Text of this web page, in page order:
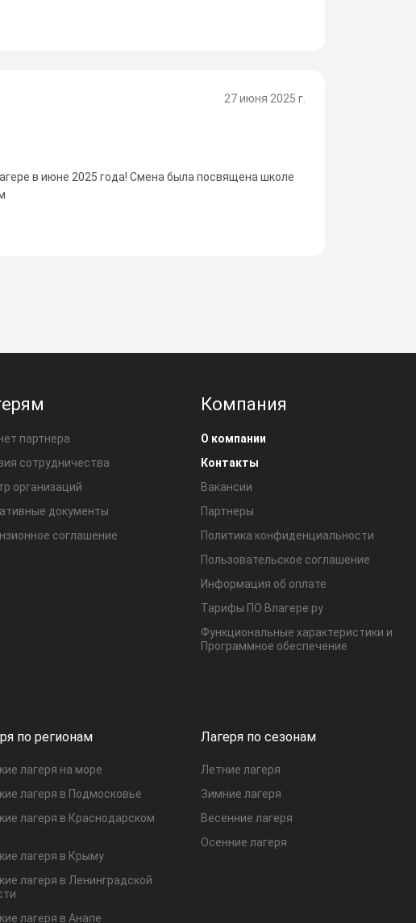
27 июня 2025 г.
в июне 2025 года! Смена была посвящена школе
партнера
сотрудничества
организаций
документы
соглашение
Компания
О компании
Контакты
Вакансии
Партнеры
Политика конфиденциальности
Пользовательское соглашение
Информация об оплате
Тарифы ПО Влагере.ру
Функциональные характеристики и
Программное обеспечение
по регионам
лагеря на море
лагеря в Подмосковье
лагеря в Краснодарском
лагеря в Крыму
лагеря в Ленинградской
лагеря в Анапе
Лагеря по сезонам
Летние лагеря
Зимние лагеря
Весенние лагеря
Осенние лагеря